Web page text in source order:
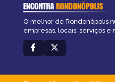
ENCONTRARONDONÓPOLIS
O melhor de Rondonópolis
empresas, locais, serviços e